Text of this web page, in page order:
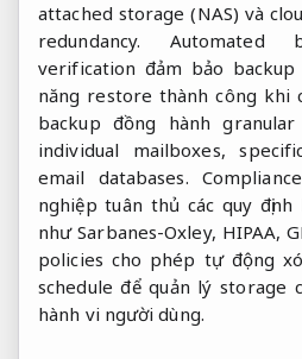
attached storage (NAS) và
redundancy.
verification đảm bảo
năng restore thành công khi
backup đồng hành
individual mailboxes,
email databases.
nghiệp tuân thủ các quy
như Sarbanes-Oxley, HIPAA,
policies cho phép tự động
schedule để quản lý storage
hành vi người dùng.